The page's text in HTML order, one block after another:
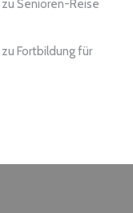
zu Senioren-Reise
zu Fortbildung für